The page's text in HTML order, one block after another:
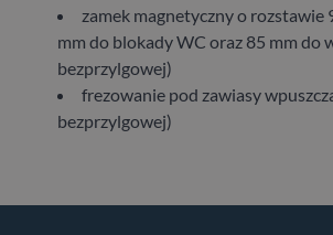
zamek magnetyczny o
mm do blokady WC oraz 85 mm do
bezprzylgowej)
frezowanie pod zawiasy
bezprzylgowej)